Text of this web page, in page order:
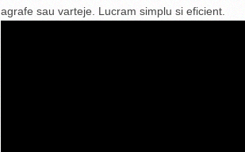
agrafe sau varteje. Lucram simplu si eficient.